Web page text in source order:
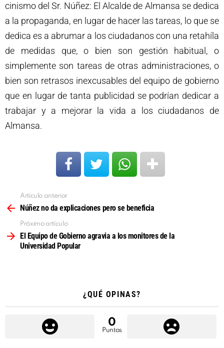
cinismo del Sr. Núñez: El Alcalde de Almansa se dedica
a la propaganda, en lugar de hacer las tareas, lo que se
dedica es a abrumar a los ciudadanos con una retahíla
de medidas que, o bien son gestión habitual, o
simplemente son tareas de otras administraciones, o
bien son retrasos inexcusables del equipo de gobierno
que en lugar de tanta publicidad se podrían dedicar a
trabajar y a mejorar la vida a los ciudadanos de
Almansa.
más
Artículo anterior
Núñez no da explicaciones pero se beneficia
Próximo artículo
El Equipo de Gobierno agravia a los monitores de la
Universidad Popular
¿QUÉ OPINAS?
0
Puntos